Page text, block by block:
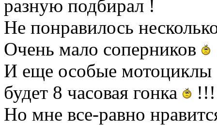
разную подбирал !
Не понравилось
Очень мало соперников
И еще особые мотоциклы
будет 8 часовая гонка
!!!
Но мне все-равно